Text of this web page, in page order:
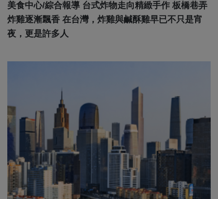
美食中心/綜合報導 台式炸物走向精緻手作 板橋巷弄
炸雞逐漸飄香 在台灣，炸雞與鹹酥雞早已不只是宵
夜，更是許多人